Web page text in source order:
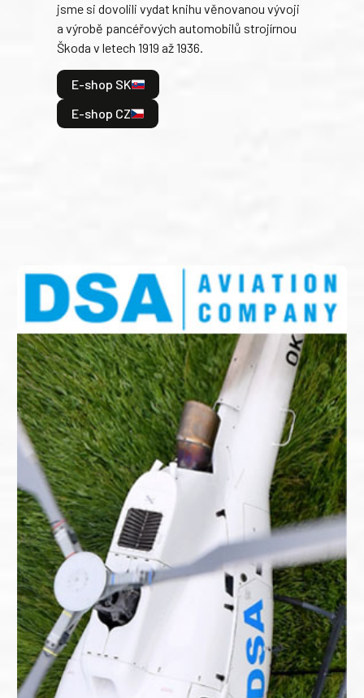
jsme si dovolili vydat knihu věnovanou vývoji
a výrobě pancéřových automobilů strojírnou
Škoda v letech 1919 až 1936.
E-shop SK
E-shop CZ